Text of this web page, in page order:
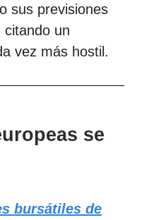
sus previsiones
citando un
vez más hostil.
se
bursátiles de